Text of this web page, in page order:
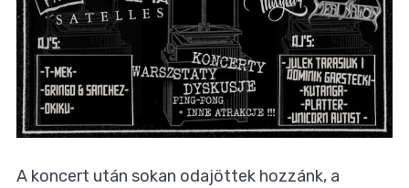
A koncert után sokan odajöttek hozzánk, a